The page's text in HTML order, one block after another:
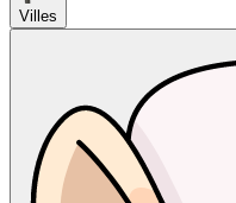
Villes